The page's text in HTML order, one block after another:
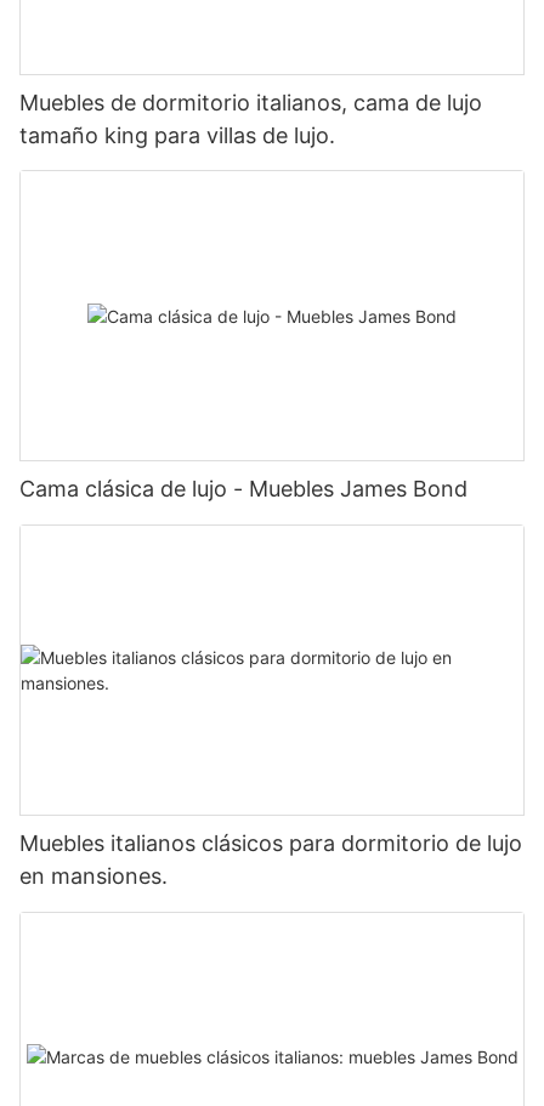
Muebles de dormitorio italianos, cama de lujo
tamaño king para villas de lujo.
Cama clásica de lujo - Muebles James Bond
Muebles italianos clásicos para dormitorio de lujo
en mansiones.